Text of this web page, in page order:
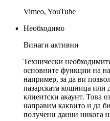
Vimeo, YouTube
Необходимо
Винаги активни
Технически
основните функции на
например, за да ви
пазарската кошница или
клиентски акаунт. Това
направим каквито и да
получени данни никога